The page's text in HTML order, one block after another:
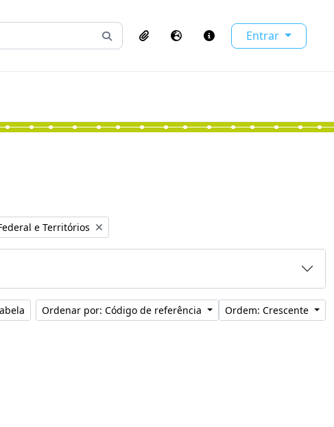
Busque na página de navegação
ClipboardIdioma Atalhos Entrar
e Territórios
Ordenar por: Código de referência Ordem: Crescente